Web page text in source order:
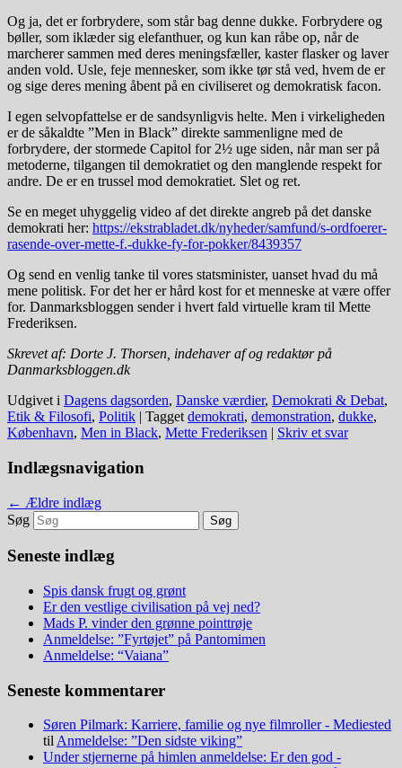
Og ja, det er forbrydere, som står bag denne dukke. Forbrydere og
bøller, som iklæder sig elefanthuer, og kun kan råbe op, når de
marcherer sammen med deres meningsfæller, kaster flasker og laver
anden vold. Usle, feje mennesker, som ikke tør stå ved, hvem de er
og sige deres mening åbent på en civiliseret og demokratisk facon.
I egen selvopfattelse er de sandsynligvis helte. Men i virkeligheden
er de såkaldte ”Men in Black” direkte sammenligne med de
forbrydere, der stormede Capitol for 2½ uge siden, når man ser på
metoderne, tilgangen til demokratiet og den manglende respekt for
andre. De er en trussel mod demokratiet. Slet og ret.
Se en meget uhyggelig video af det direkte angreb på det danske
demokrati her: https://ekstrabladet.dk/nyheder/samfund/s-ordfoerer-
rasende-over-mette-f.-dukke-fy-for-pokker/8439357
Og send en venlig tanke til vores statsminister, uanset hvad du må
mene politisk. For det her er hård kost for et menneske at være offer
for. Danmarksbloggen sender i hvert fald virtuelle kram til Mette
Frederiksen.
Skrevet af: Dorte J. Thorsen, indehaver af og redaktør på
Danmarksbloggen.dk
Udgivet i Dagens dagsorden, Danske værdier, Demokrati & Debat,
Etik & Filosofi, Politik | Tagget demokrati, demonstration, dukke,
København, Men in Black, Mette Frederiksen | Skriv et svar
Indlægsnavigation
← Ældre indlæg
Søg
Seneste indlæg
Spis dansk frugt og grønt
Er den vestlige civilisation på vej ned?
Mads P. vinder den grønne pointtrøje
Anmeldelse: ”Fyrtøjet” på Pantomimen
Anmeldelse: “Vaiana”
Seneste kommentarer
Søren Pilmark: Karriere, familie og nye filmroller - Mediested
tilAnmeldelse: ”Den sidste viking”
Under stjernerne på himlen anmeldelse: Er den god -